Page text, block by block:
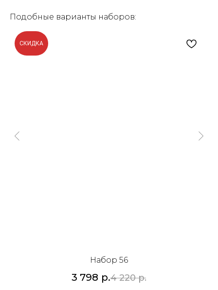
Подобные варианты наборов:
СКИДКА
Набор 56
3 798 р.4 220 р.